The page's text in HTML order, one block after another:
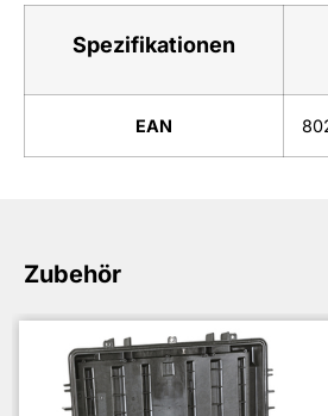
Spezifikationen
EAN
Zubehör